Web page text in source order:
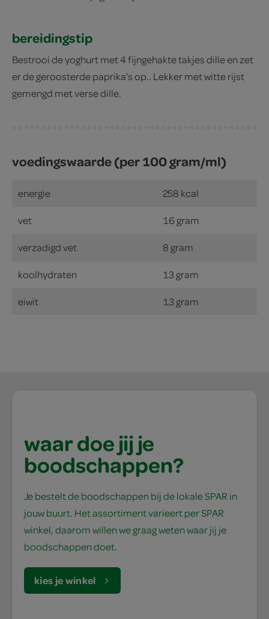
bereidingstip
Bestrooi de yoghurt met 4 fijngehakte takjes dille en zet
er de geroosterde paprika’s op.. Lekker met witte rijst
gemengd met verse dille.
voedingswaarde (per 100 gram/ml)
energie 258 kcal
vet 16 gram
verzadigd vet 8 gram
koolhydraten 13 gram
eiwit 13 gram
waar doe jij je
boodschappen?
Je bestelt de boodschappen bij de lokale SPAR in
jouw buurt. Het assortiment varieert per SPAR
winkel, daarom willen we graag weten waar jij je
boodschappen doet.
kies je winkel